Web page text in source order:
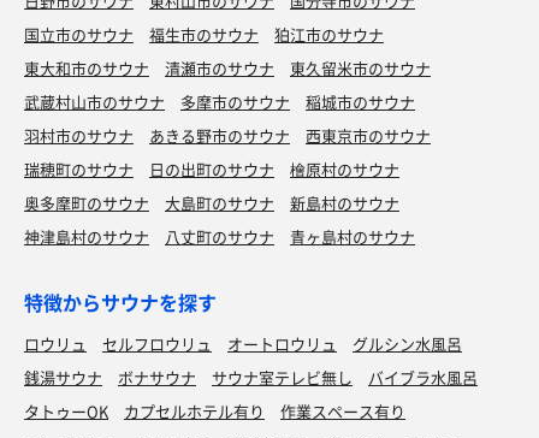
国立市のサウナ
福生市のサウナ
狛江市のサウナ
東大和市のサウナ
清瀬市のサウナ
東久留米市のサウナ
武蔵村山市のサウナ
多摩市のサウナ
稲城市のサウナ
羽村市のサウナ
あきる野市のサウナ
西東京市のサウナ
瑞穂町のサウナ
日の出町のサウナ
檜原村のサウナ
奥多摩町のサウナ
大島町のサウナ
新島村のサウナ
神津島村のサウナ
八丈町のサウナ 青ヶ島村のサウナ
特徴からサウナを探す
ロウリュ セルフロウリュ オートロウリュ
グルシン水風呂
銭湯サウナ
ボナサウナ サウナ室テレビ無し
バイブラ水風呂
タトゥーOK
カプセルホテル有り
作業スペース有り